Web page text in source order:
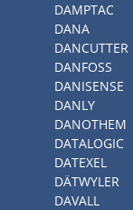
DAMPTAC
DANA
DANCUTTER
DANFOSS
DANISENSE
DANLY
DANOTHEM
DATALOGIC
DATEXEL
DÄTWYLER
DAVALL